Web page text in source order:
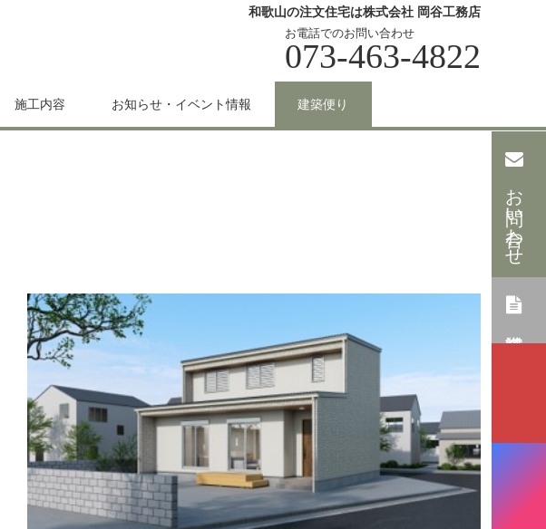
和歌山の注文住宅は株式会社 岡谷工務店
お電話でのお問い合わせ
073-463-4822
施工内容 お知らせ・イベント情報 建築便り
お問い合わせ